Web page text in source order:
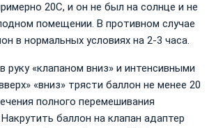
20С, и он не был на солнце и не
помещении. В противном случае
в нормальных условиях на 2-3 часа.
руку «клапаном вниз» и интенсивными
«вниз» трясти баллон не менее 20
полного перемешивания
баллон на клапан адаптер